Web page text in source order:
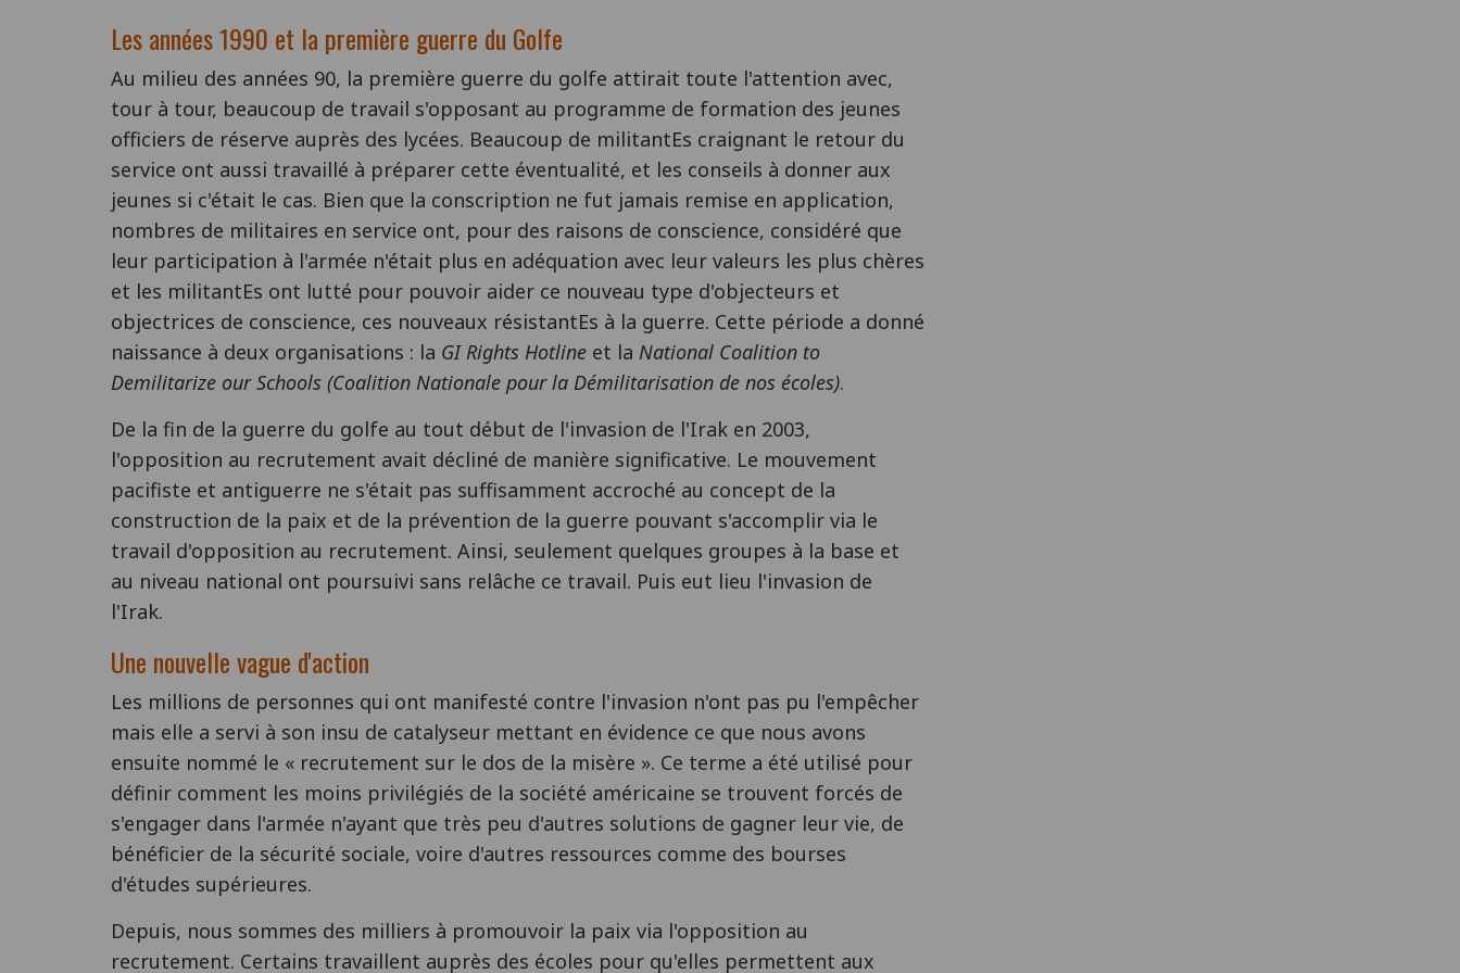
Les années 1990 et la première guerre du Golfe
Au milieu des années 90, la première guerre du golfe attirait toute l'attention avec,
tour à tour, beaucoup de travail s'opposant au programme de formation des jeunes
officiers de réserve auprès des lycées. Beaucoup de militantEs craignant le retour du
service ont aussi travaillé à préparer cette éventualité, et les conseils à donner aux
jeunes si c'était le cas. Bien que la conscription ne fut jamais remise en application,
nombres de militaires en service ont, pour des raisons de conscience, considéré que
leur participation à l'armée n'était plus en adéquation avec leur valeurs les plus chères
et les militantEs ont lutté pour pouvoir aider ce nouveau type d'objecteurs et
objectrices de conscience, ces nouveaux résistantEs à la guerre. Cette période a donné
naissance à deux organisations : la GI Rights Hotline et la National Coalition to
Demilitarize our Schools (Coalition Nationale pour la Démilitarisation de nos écoles).
De la fin de la guerre du golfe au tout début de l'invasion de l'Irak en 2003,
l'opposition au recrutement avait décliné de manière significative. Le mouvement
pacifiste et antiguerre ne s'était pas suffisamment accroché au concept de la
construction de la paix et de la prévention de la guerre pouvant s'accomplir via le
travail d'opposition au recrutement. Ainsi, seulement quelques groupes à la base et
au niveau national ont poursuivi sans relâche ce travail. Puis eut lieu l'invasion de
l'Irak.
Une nouvelle vague d'action
Les millions de personnes qui ont manifesté contre l'invasion n'ont pas pu l'empêcher
mais elle a servi à son insu de catalyseur mettant en évidence ce que nous avons
ensuite nommé le « recrutement sur le dos de la misère ». Ce terme a été utilisé pour
définir comment les moins privilégiés de la société américaine se trouvent forcés de
s'engager dans l'armée n'ayant que très peu d'autres solutions de gagner leur vie, de
bénéficier de la sécurité sociale, voire d'autres ressources comme des bourses
d'études supérieures.
Depuis, nous sommes des milliers à promouvoir la paix via l'opposition au
recrutement. Certains travaillent auprès des écoles pour qu'elles permettent aux